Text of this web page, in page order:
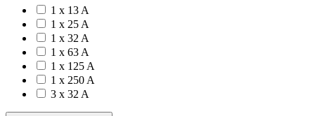
1 x 13 A
1 x 25 A
1 x 32 A
1 x 63 A
1 x 125 A
1 x 250 A
3 x 32 A